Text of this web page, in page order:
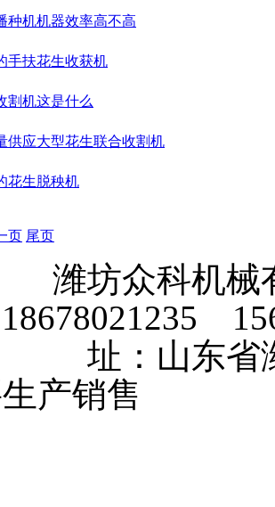
种机机器效率高不高
手扶花生收获机
割机这是什么
供应大型花生联合收割机
花生脱秧机
页 尾页
潍坊众科机
址：山东省
产销售